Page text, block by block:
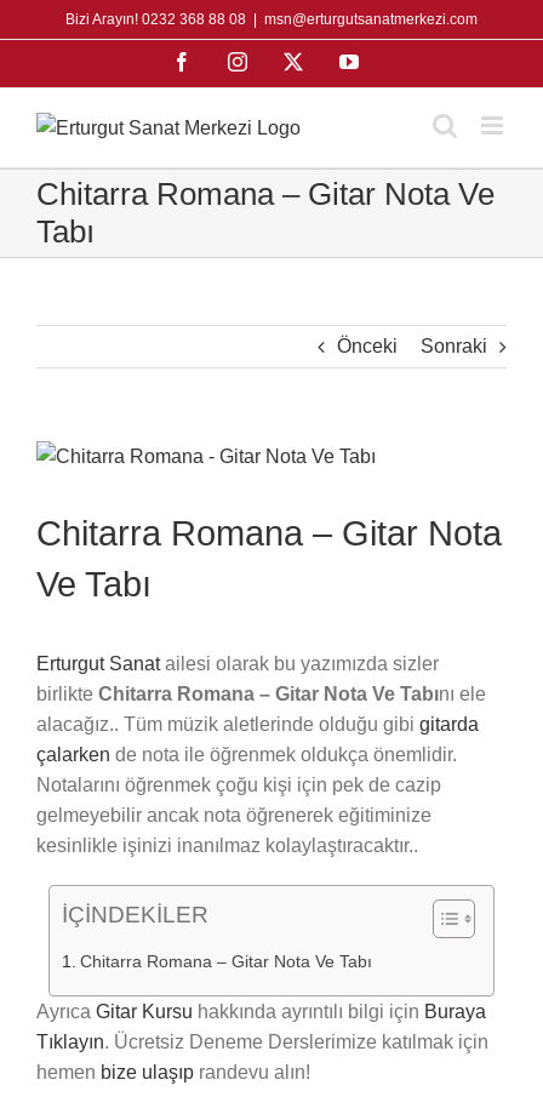
to
Bizi Arayın! 0232 368 88 08 msn@erturgutsanatmerkezi.com
FacebookInstagram YouTube
Chitarra Romana – Gitar Nota Ve
Tabı
Önceki Sonraki
View
Image
Chitarra Romana – Gitar Nota
Ve Tabı
Erturgut Sanatailesi olarak bu yazımızda sizler
birlikte Chitarra Romana – Gitar Nota Ve Tabını ele
alacağız.. Tüm müzik aletlerinde olduğu gibi gitarda
çalarken de nota ile öğrenmek oldukça önemlidir.
Notalarını öğrenmek çoğu kişi için pek de cazip
gelmeyebilir ancak nota öğrenerek eğitiminize
kesinlikle işinizi inanılmaz kolaylaştıracaktır..
İÇİNDEKİLER
Chitarra Romana – Gitar Nota Ve Tabı
Ayrıca Gitar Kursu hakkında ayrıntılı bilgi için Buraya
Tıklayın. Ücretsiz Deneme Derslerimize katılmak için
hemen bize ulaşıp randevu alın!